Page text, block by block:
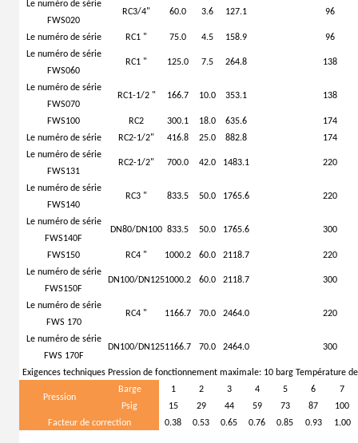
Le numéro de série
FWS020
RC3/4" 60.0 3.6 127.1 96
Le numéro de série RC1 " 75.0 4.5 158.9
96
Le numéro de série
FWS060
RC1 " 125.0 7.5 264.8 138
Le numéro de série
FWS070
RC1-1/2 " 166.7 10.0 353.1 138
FWS100 RC2 300.1 18.0 635.6
174
Le numéro de série
RC2-1/2" 416.8 25.0 882.8
174
Le numéro de série
FWS131
RC2-1/2" 700.0 42.0 1483.1 220
Le numéro de série
FWS140
RC3 " 833.5 50.0 1765.6 220
Le numéro de série
FWS140F
DN80/DN100 833.5 50.0 1765.6 300
FWS150 RC4 " 1000.2 60.0 2118.7
220
Le numéro de série
FWS150F
DN100/DN1251000.2 60.0 2118.7 300
Le numéro de série
FWS 170
RC4 " 1166.7 70.0 2464.0 220
Le numéro de série
FWS 170F
DN100/DN1251166.7 70.0 2464.0 300
Exigences techniques Pression de fonctionnement maximale: 10 barg Température
Pression
Barge 1 2 3 4 5 6
7
Psig
15 29 44 59 73 87
100
Facteur de correction
0.38 0.53 0.65 0.76 0.85 0.93 1.00